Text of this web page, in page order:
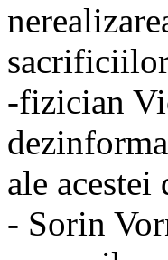
-fizician
ale
- Sorin